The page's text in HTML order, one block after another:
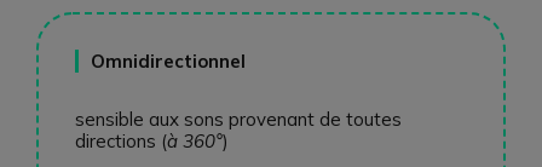
Omnidirectionnel
sensible aux sons provenant de toutes
directions (à 360°)